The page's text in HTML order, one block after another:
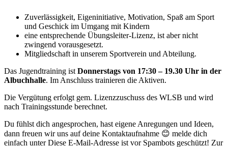
Zuverlässigkeit, Eigeninitiative, Motivation, Spaß am Sport
und Geschick im Umgang mit Kindern
eine entsprechende Übungsleiter-Lizenz, ist aber nicht
zwingend vorausgesetzt.
Mitgliedschaft in unserem Sportverein und Abteilung.
Das Jugendtraining ist Donnerstags von 17:30 – 19.30 Uhr in der
Albuchhalle. Im Anschluss trainieren die Aktiven.
Die Vergütung erfolgt gem. Lizenzzuschuss des WLSB und wird
nach Trainingsstunde berechnet.
Du fühlst dich angesprochen, hast eigene Anregungen und Ideen,
dann freuen wir uns auf deine Kontaktaufnahme 😊 melde dich
einfach unterDiese E-Mail-Adresse ist vor Spambots geschützt! Zur